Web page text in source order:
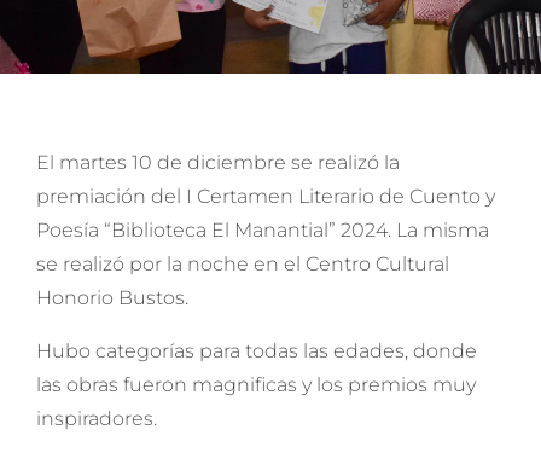
El martes 10 de diciembre se realizó la
premiación del I Certamen Literario de Cuento y
Poesía “Biblioteca El Manantial” 2024. La misma
se realizó por la noche en el Centro Cultural
Honorio Bustos.
Hubo categorías para todas las edades, donde
las obras fueron magnificas y los premios muy
inspiradores.